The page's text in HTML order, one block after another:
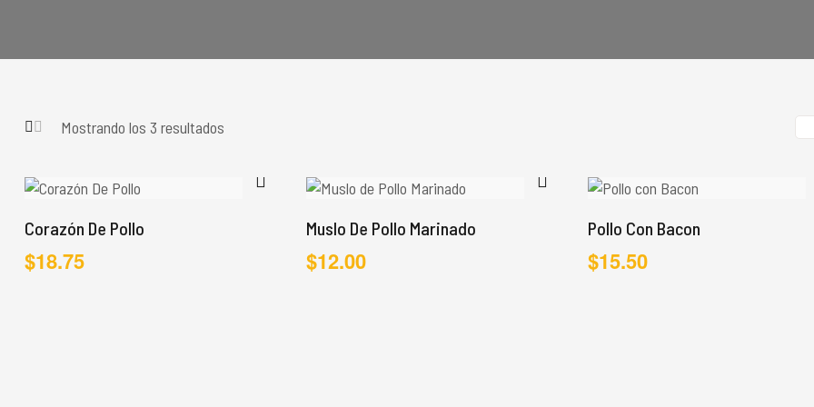
Mostrando los 3 resultados
Corazón De Pollo
$18.75
Muslo De Pollo Marinado
$12.00
Pollo Con Bacon
$15.50